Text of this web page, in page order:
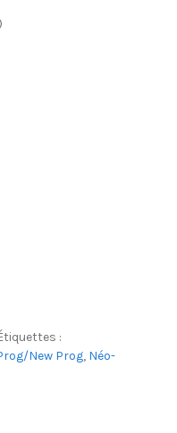
:
New Prog, Néo-